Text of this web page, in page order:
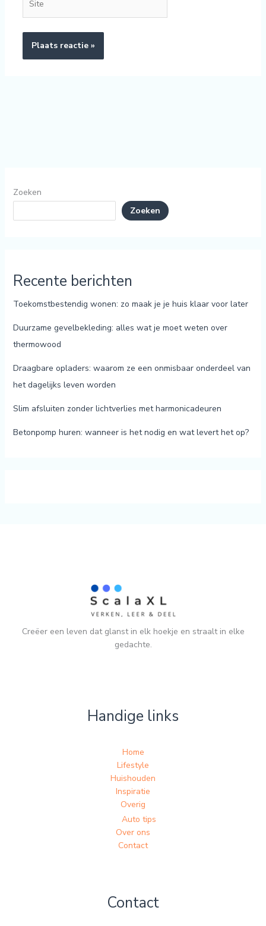
Zoeken
Zoeken
Recente berichten
Toekomstbestendig wonen: zo maak je je huis klaar voor later
Duurzame gevelbekleding: alles wat je moet weten over
thermowood
Draagbare opladers: waarom ze een onmisbaar onderdeel van
het dagelijks leven worden
Slim afsluiten zonder lichtverlies met harmonicadeuren
Betonpomp huren: wanneer is het nodig en wat levert het op?
Creëer een leven dat glanst in elk hoekje en straalt in elke
gedachte.
Handige links
Home
Lifestyle
Huishouden
Inspiratie
Overig
Auto tips
Over ons
Contact
Contact